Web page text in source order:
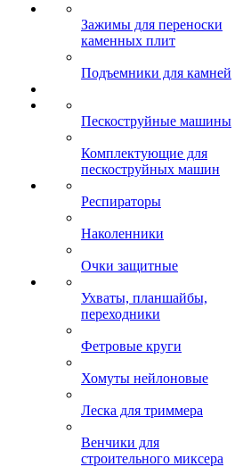
Зажимы для переноски
каменных плит
Подъемники для камней
Пескоструйные машины
Комплектующие для
пескоструйных машин
Респираторы
Наколенники
Очки защитные
Ухваты, планшайбы,
переходники
Фетровые круги
Хомуты нейлоновые
Леска для триммера
Венчики для
строительного миксера